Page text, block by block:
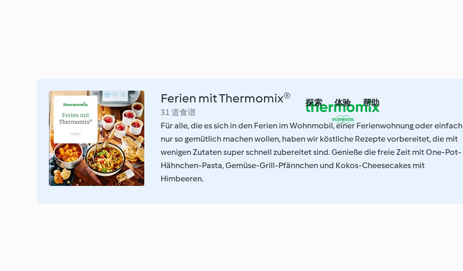
探索 体验 帮助
Ferien mit Thermomix®
31 道食谱
Für alle, die es sich in den Ferien im Wohnmobil, einer Ferienwohnung oder einfach
nur so gemütlich machen wollen, haben wir köstliche Rezepte vorbereitet, die mit
wenigen Zutaten super schnell zubereitet sind. Genieße die freie Zeit mit One-Pot-
Hähnchen-Pasta, Gemüse-Grill-Pfännchen und Kokos-Cheesecakes mit
Himbeeren.